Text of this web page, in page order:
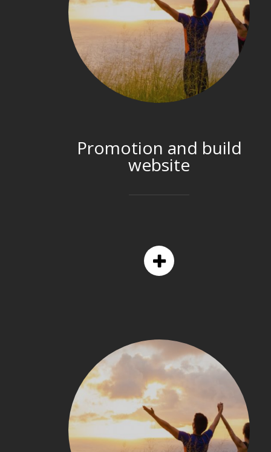
Promotion and build
website